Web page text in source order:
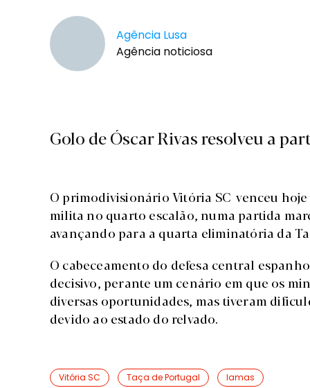
Agência Lusa
Agência noticiosa
Golo de Óscar Rivas resolveu a
O primodivisionário Vitória SC venceu
milita no quarto escalão, numa partida
avançando para a quarta eliminatória da
O cabeceamento do defesa central
decisivo, perante um cenário em que os
diversas oportunidades, mas tiveram
devido ao estado do relvado.
Vitória SC Taça de Portugal lamas